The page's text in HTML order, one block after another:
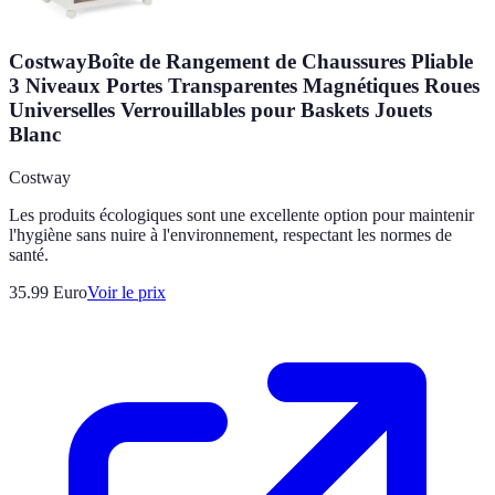
CostwayBoîte de Rangement de Chaussures Pliable
3 Niveaux Portes Transparentes Magnétiques Roues
Universelles Verrouillables pour Baskets Jouets
Blanc
Costway
Les produits écologiques sont une excellente option pour maintenir
l'hygiène sans nuire à l'environnement, respectant les normes de
santé.
35.99 EuroVoir le prix